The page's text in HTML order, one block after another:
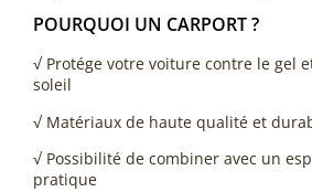
POURQUOI UN CARPORT ?
√ Protége votre voiture contre le gel
soleil
√ Matériaux de haute qualité et
√ Possibilité de combiner avec un
pratique